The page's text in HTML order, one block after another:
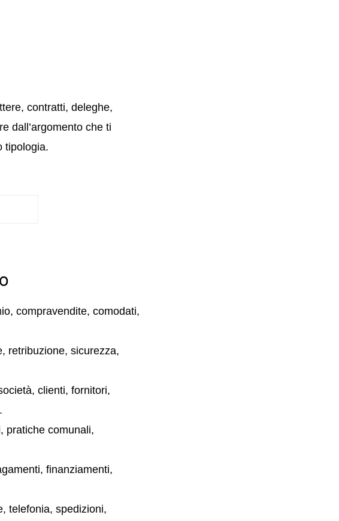
contratti, deleghe,
dall’argomento che ti
tipologia.
compravendite, comodati,
retribuzione, sicurezza,
clienti, fornitori,
pratiche comunali,
finanziamenti,
telefonia, spedizioni,